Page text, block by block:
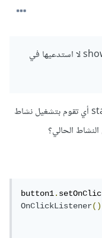
المشكلة كما ذكرت ان showAdmobBanner لا استدعيها في
هل حاولت استعمال startActivityForResult أي تقوم بتشغيل نشاط
الحالي؟
button1.
OnClickListener()